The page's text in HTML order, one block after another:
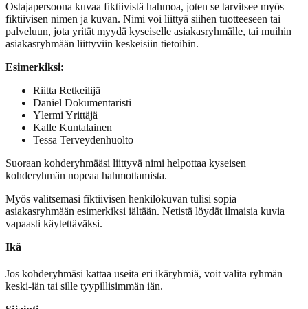
Ostajapersoona kuvaa fiktiivistä hahmoa, joten se tarvitsee myös
fiktiivisen nimen ja kuvan. Nimi voi liittyä siihen tuotteeseen tai
palveluun, jota yrität myydä kyseiselle asiakasryhmälle, tai muihin
asiakasryhmään liittyviin keskeisiin tietoihin.
Esimerkiksi:
Riitta Retkeilijä
Daniel Dokumentaristi
Ylermi Yrittäjä
Kalle Kuntalainen
Tessa Terveydenhuolto
Suoraan kohderyhmääsi liittyvä nimi helpottaa kyseisen
kohderyhmän nopeaa hahmottamista.
Myös valitsemasi fiktiivisen henkilökuvan tulisi sopia
asiakasryhmään esimerkiksi iältään. Netistä löydät ilmaisia kuvia
vapaasti käytettäväksi.
Ikä
Jos kohderyhmäsi kattaa useita eri ikäryhmiä, voit valita ryhmän
keski-iän tai sille tyypillisimmän iän.